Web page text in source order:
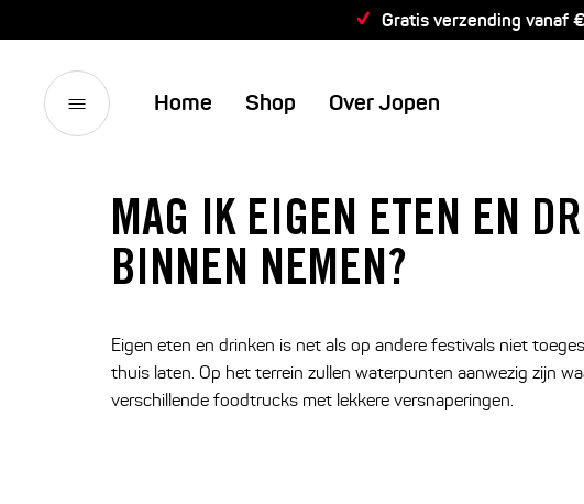
Gratis verzending vanaf
Home Shop Over Jopen
MAG IK EIGEN ETEN EN
BINNEN NEMEN?
Eigen eten en drinken is net als op andere festivals niet
thuis laten. Op het terrein zullen waterpunten aanwezig zijn
verschillende foodtrucks met lekkere versnaperingen.